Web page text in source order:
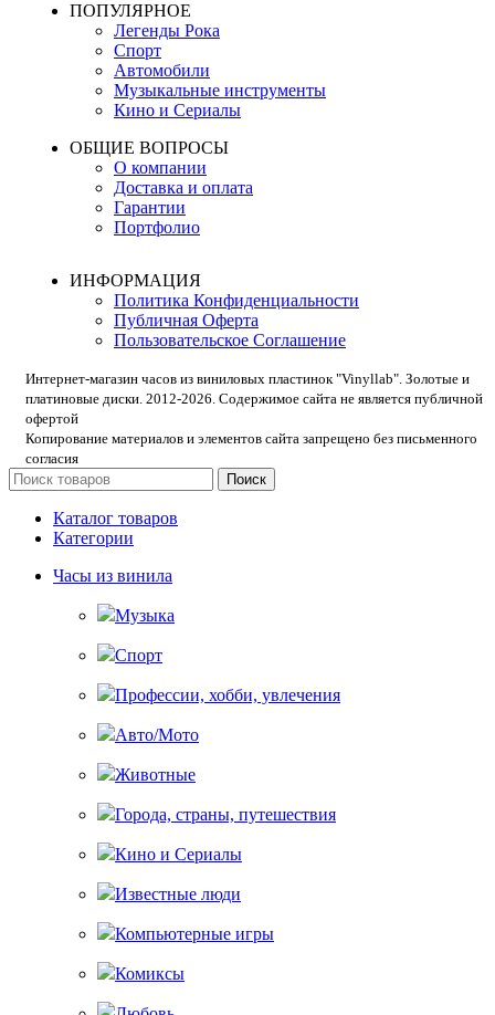
ПОПУЛЯРНОЕ
Легенды Рока
Спорт
Автомобили
Музыкальные инструменты
Кино и Сериалы
ОБЩИЕ ВОПРОСЫ
О компании
Доставка и оплата
Гарантии
Портфолио
ИНФОРМАЦИЯ
Политика Конфиденциальности
Публичная Оферта
Пользовательское Соглашение
Интернет-магазин часов из виниловых пластинок "Vinyllab". Золотые и
платиновые диски. 2012-2026. Содержимое сайта не является публичной
офертой
Копирование материалов и элементов сайта запрещено без письменного
согласия
Поиск
Каталог товаров
Категории
Часы из винила
Музыка
Спорт
Профессии, хобби, увлечения
Авто/Мото
Животные
Города, страны, путешествия
Кино и Сериалы
Известные люди
Компьютерные игры
Комиксы